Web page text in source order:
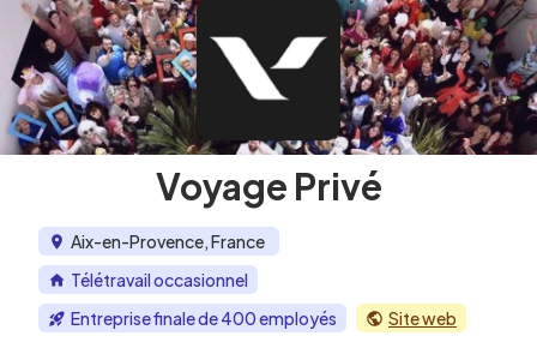
Voyage Privé
Aix-en-Provence, France
Télétravail occasionnel
Entreprise finale de 400 employés
Site web